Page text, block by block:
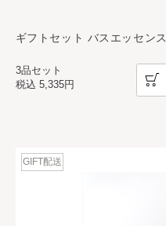
ギフトセット バスエッセンス
3品セット
税込 5,335円
GIFT配送